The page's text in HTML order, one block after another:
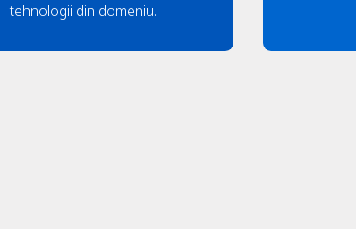
tehnologii din domeniu.